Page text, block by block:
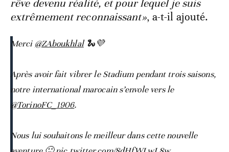
rêve devenu réalité, et pour lequel je suis
extrêmement reconnaissant», a-t-il ajouté.
Merci @ZAboukhlal🐍💜
Après avoir fait vibrer le Stadium pendant trois saisons,
notre international marocain s’envole vers le
@TorinoFC_1906.
Nous lui souhaitons le meilleur dans cette nouvelle